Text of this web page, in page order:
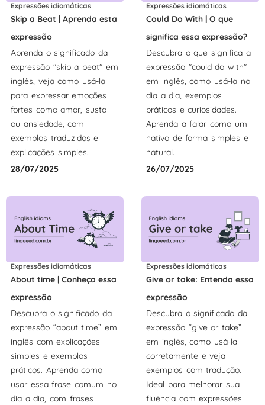
Expressões idiomáticas
Skip a Beat | Aprenda esta
expressão
Aprenda o significado da
expressão "skip a beat" em
inglês, veja como usá-la
para expressar emoções
fortes como amor, susto
ou ansiedade, com
exemplos traduzidos e
explicações simples.
28/07/2025
Expressões idiomáticas
Could Do With | O que
significa essa expressão?
Descubra o que significa a
expressão "could do with"
em inglês, como usá-la no
dia a dia, exemplos
práticos e curiosidades.
Aprenda a falar como um
nativo de forma simples e
natural.
26/07/2025
Expressões idiomáticas
About time | Conheça essa
expressão
Descubra o significado da
expressão “about time” em
inglês com explicações
simples e exemplos
práticos. Aprenda como
usar essa frase comum no
dia a dia, com frases
Expressões idiomáticas
Give or take: Entenda essa
expressão
Descubra o significado da
expressão “give or take”
em inglês, como usá-la
corretamente e veja
exemplos com tradução.
Ideal para melhorar sua
fluência com expressões